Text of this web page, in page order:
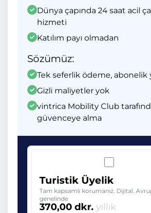
Dünya çapında 24 saat acil
hizmeti
Katılım payı olmadan
Sözümüz:
Tek seferlik ödeme, abonelik
Gizli maliyetler yok
vintrica Mobility Club
güvenceye alma
Turistik Üyelik
Tam kapsamlı korumanız. Dijital.
genelinde
370,00 dkr. yıllık